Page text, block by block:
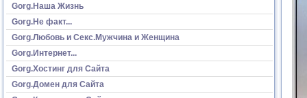
Gorg.Наша Жизнь
Gorg.Не факт...
Gorg.Любовь и Секс.Мужчина и Женщина
Gorg.Интернет...
Gorg.Хостинг для Сайта
Gorg.Домен для Сайта